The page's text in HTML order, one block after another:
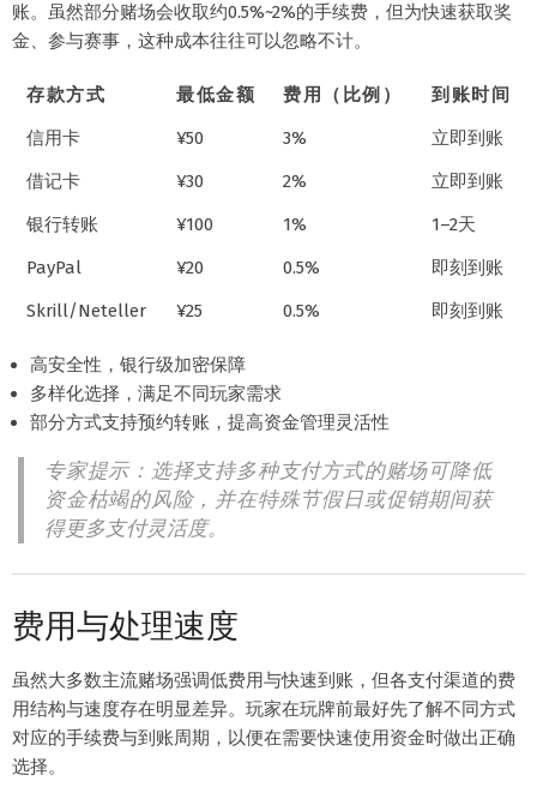
账。虽然部分赌场会收取约0.5%~2%的手续费，但为快速获取奖
金、参与赛事，这种成本往往可以忽略不计。
存款方式 最低金额 费用（比例）
到账时间
信用卡
¥50 3%
立即到账
借记卡
¥30 2%
立即到账
银行转账
¥100 1%
1–2天
PayPal
¥20 0.5%
即刻到账
Skrill/Neteller
¥25 0.5% 即刻到账
高安全性，银行级加密保障
多样化选择，满足不同玩家需求
部分方式支持预约转账，提高资金管理灵活性
专家提示：选择支持多种支付方式的赌场可降低
资金枯竭的风险，并在特殊节假日或促销期间获
得更多支付灵活度。
费用与处理速度
虽然大多数主流赌场强调低费用与快速到账，但各支付渠道的费
用结构与速度存在明显差异。玩家在玩牌前最好先了解不同方式
对应的手续费与到账周期，以便在需要快速使用资金时做出正确
选择。